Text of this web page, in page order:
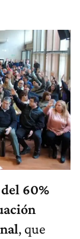
60%
, que